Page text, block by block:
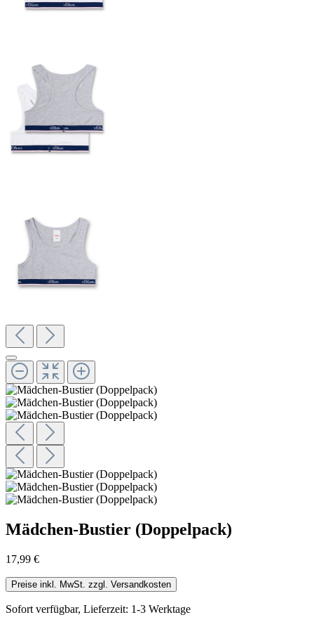
Mädchen-Bustier (Doppelpack)
17,99 €
Preise inkl. MwSt. zzgl. Versandkosten
Sofort verfügbar, Lieferzeit: 1-3 Werktage